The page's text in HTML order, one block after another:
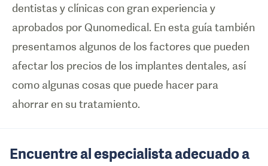
dentistas y clínicas con gran experiencia y
aprobados por Qunomedical. En esta guía también
presentamos algunos de los factores que pueden
afectar los precios de los implantes dentales, así
como algunas cosas que puede hacer para
ahorrar en su tratamiento.
Encuentre al especialista adecuado a